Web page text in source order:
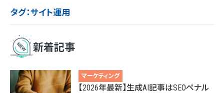
タグ：サイト運用
新着記事
マーケティング
【2026年最新】生成AI記事はSEOペナル